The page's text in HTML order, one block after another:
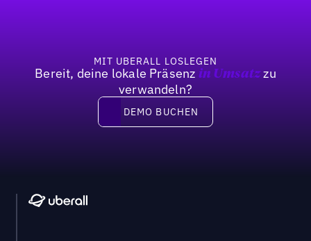
MIT UBERALL LOSLEGEN
Bereit, deine lokale Präsenz in Umsatzzu
verwandeln?
DEMO BUCHEN
DEMO BUCHEN